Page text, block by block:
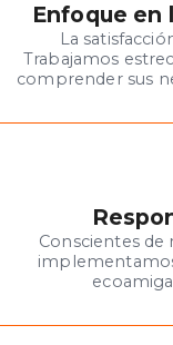
Enfoque en
La
Trabajamos
comprender sus
Conscientes